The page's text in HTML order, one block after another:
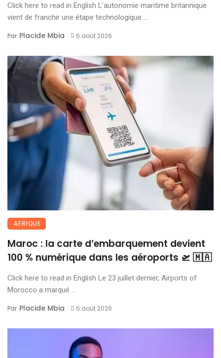
Click here to read in English L’autonomie maritime britannique
vient de franchir une étape technologique ...
Par Placide Mbia 6 août 2026
AFRIQUE
Maroc : la carte d’embarquement devient
100 % numérique dans les aéroports 🛫 🇲🇦
Click here to read in English Le 23 juillet dernier, Airports of
Morocco a marqué ...
Par Placide Mbia 6 août 2026